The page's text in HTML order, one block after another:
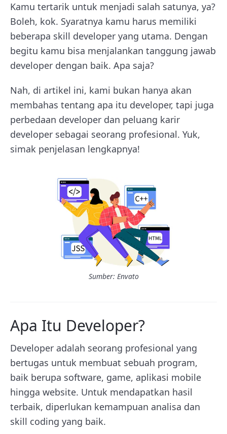
Kamu tertarik untuk menjadi salah satunya, ya?
Boleh, kok. Syaratnya kamu harus memiliki
beberapa skill developer yang utama. Dengan
begitu kamu bisa menjalankan tanggung jawab
developer dengan baik. Apa saja?
Nah, di artikel ini, kami bukan hanya akan
membahas tentang apa itu developer, tapi juga
perbedaan developer dan peluang karir
developer sebagai seorang profesional. Yuk,
simak penjelasan lengkapnya!
Sumber: Envato
Apa Itu Developer?
Developer adalah seorang profesional yang
bertugas untuk membuat sebuah program,
baik berupa software, game, aplikasi mobile
hingga website. Untuk mendapatkan hasil
terbaik, diperlukan kemampuan analisa dan
skill coding yang baik.